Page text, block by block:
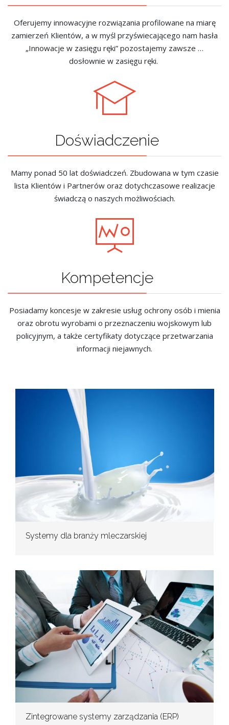
Oferujemy innowacyjne rozwiązania profilowane na miarę
zamierzeń Klientów, a w myśl przyświecającego nam hasła
„Innowacje w zasięgu ręki” pozostajemy zawsze …
dosłownie w zasięgu ręki.
Doświadczenie
Mamy ponad 50 lat doświadczeń. Zbudowana w tym czasie
lista Klientów i Partnerów oraz dotychczasowe realizacje
świadczą o naszych możliwościach.
Kompetencje
Posiadamy koncesje w zakresie usług ochrony osób i mienia
oraz obrotu wyrobami o przeznaczeniu wojskowym lub
policyjnym, a także certyfikaty dotyczące przetwarzania
informacji niejawnych.
Systemy dla branży mleczarskiej
Zintegrowane systemy zarządzania (ERP)